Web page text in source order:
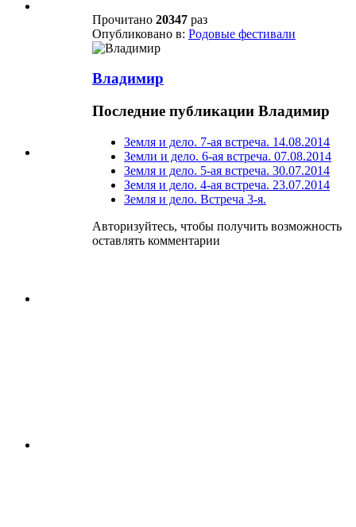
Прочитано 20347 раз
Опубликовано в: Родовые фестивали
Владимир
Последние публикации Владимир
Земля и дело. 7-ая встреча. 14.08.2014
Земли и дело. 6-ая встреча. 07.08.2014
Земля и дело. 5-ая встреча. 30.07.2014
Земля и дело. 4-ая встреча. 23.07.2014
Земля и дело. Встреча 3-я.
Авторизуйтесь, чтобы получить возможность
оставлять комментарии